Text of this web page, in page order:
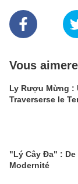
Vous
Ly Rượu Mừng :
Traverserse le
"Lý Cây Đa" :
Modernité